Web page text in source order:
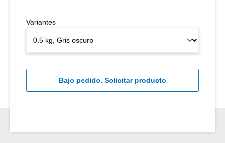
Variantes
Bajo pedido. Solicitar producto